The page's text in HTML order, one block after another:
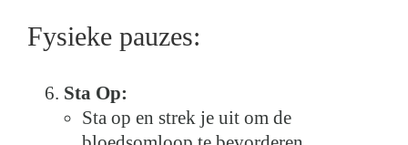
Fysieke pauzes:
Sta Op:
Sta op en strek je uit om de